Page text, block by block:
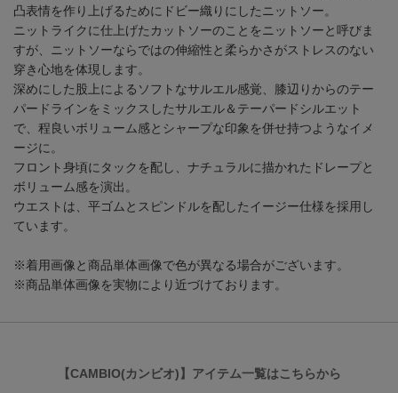
凸表情を作り上げるためにドビー織りにしたニットソー。
ニットライクに仕上げたカットソーのことをニットソーと呼びま
すが、ニットソーならではの伸縮性と柔らかさがストレスのない
穿き心地を体現します。
深めにした股上によるソフトなサルエル感覚、膝辺りからのテー
パードラインをミックスしたサルエル＆テーパードシルエット
で、程良いボリューム感とシャープな印象を併せ持つようなイメ
ージに。
フロント身頃にタックを配し、ナチュラルに描かれたドレープと
ボリューム感を演出。
ウエストは、平ゴムとスピンドルを配したイージー仕様を採用し
ています。
※着用画像と商品単体画像で色が異なる場合がございます。
※商品単体画像を実物により近づけております。
【CAMBIO(カンビオ)】アイテム一覧はこちらから